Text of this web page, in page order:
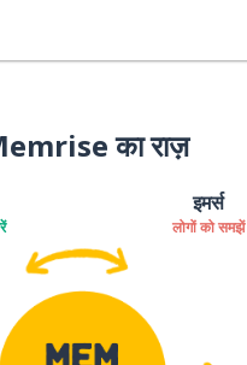
का राज़
इमर्स
लोगों को समझें